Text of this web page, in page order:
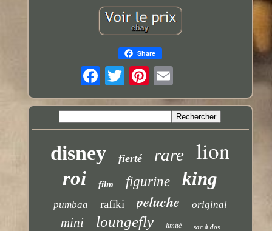
Share
disney fierté rare lion
roi film figurine king
pumbaa rafiki peluche original
mini loungefly limité sac à dos